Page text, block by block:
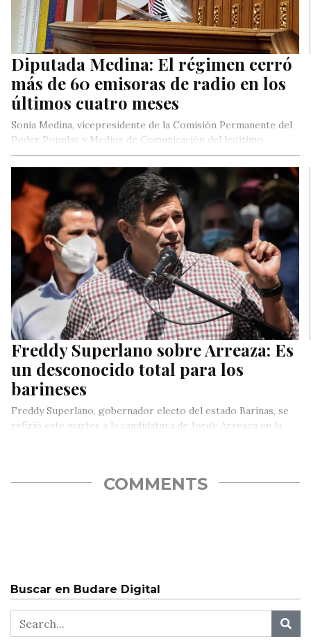
Diputada Medina: El régimen cerró
más de 60 emisoras de radio en los
últimos cuatro meses
Sonia Medina, vicepresidente de la Comisión Permanente del
Poder Popular y Medios de Comunicación del legítimo
Parlamento, denunció este martes…
Freddy Superlano sobre Arreaza: Es
un desconocido total para los
barineses
Freddy Superlano, gobernador electo del estado Barinas, se
refirió este martes a la candidatura de Jorge Arreaza en la
COMMENTS
Buscar en Budare Digital